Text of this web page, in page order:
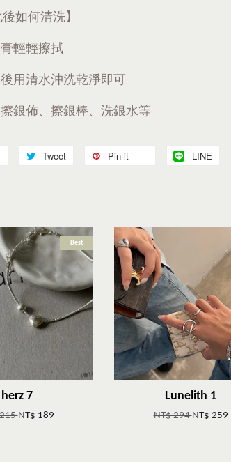
如何清洗】
輕輕擦拭
用清水沖洗乾淨即可
銀佈、擦銀棒、洗銀水等
Tweet Pin it LINE
Best
herz 7
NT$ 189
Lunelith 1
NT$ 294NT$ 259